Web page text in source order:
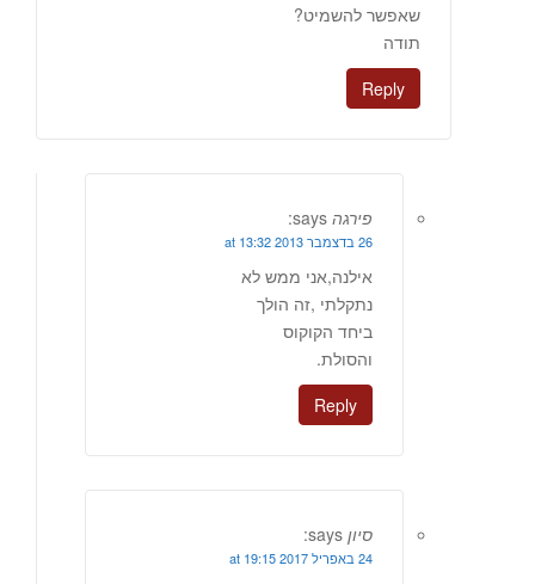
שאפשר להשמיט?
תודה
Reply
פירגה says:
26 בדצמבר 2013 at 13:32
אילנה,אני ממש לא
נתקלתי ,זה הולך
ביחד הקוקוס
והסולת.
Reply
סיון says:
24 באפריל 2017 at 19:15